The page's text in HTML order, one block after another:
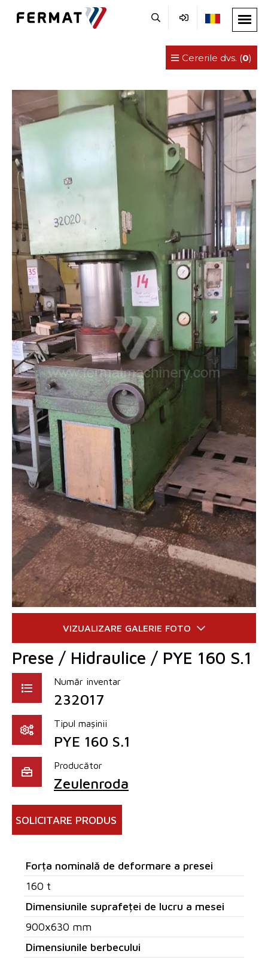
Cererile dvs. (0)
Prese / Hidraulice / PYE 160 S.1
Număr inventar
232017
Tipul mașinii
PYE 160 S.1
Producător
Zeulenroda
SOLICITARE PRODUS
Forța nominală de deformare a presei
160 t
Dimensiunile suprafeței de lucru a mesei
900x630 mm
Dimensiunile berbecului